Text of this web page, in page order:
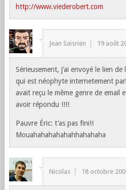
http://www.viederobert.com
Jean Saisrien 19 août
Sérieusement, j’ai envoyé le lien de
qui est néophyte internetement
avait reçu le même genre de email
avoir répondu !!!!
Pauvre Éric: t’as pas fini!!
Mouahahahahahahhahahaha
Nicolas 18 octobre